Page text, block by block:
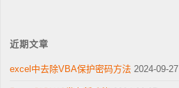
近期文章
excel中去除VBA保护密码方法 2024-09-27